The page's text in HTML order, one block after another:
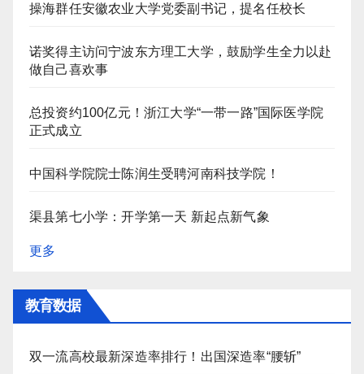
操海群任安徽农业大学党委副书记，提名任校长
诺奖得主访问宁波东方理工大学，鼓励学生全力以赴
做自己喜欢事
总投资约100亿元！浙江大学“一带一路”国际医学院
正式成立
中国科学院院士陈润生受聘河南科技学院！
渠县第七小学：开学第一天 新起点新气象
更多
教育数据
双一流高校最新深造率排行！出国深造率“腰斩”